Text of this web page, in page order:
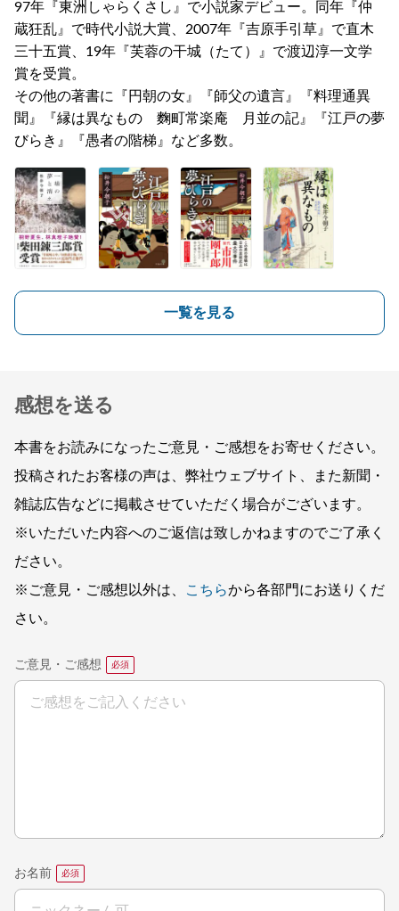
97年『東洲しゃらくさし』で小説家デビュー。同年『仲
蔵狂乱』で時代小説大賞、2007年『吉原手引草』で直木
三十五賞、19年『芙蓉の干城（たて）』で渡辺淳一文学
賞を受賞。
その他の著書に『円朝の女』『師父の遺言』『料理通異
聞』『縁は異なもの 麴町常楽庵 月並の記』『江戸の夢
びらき』『愚者の階梯』など多数。
一覧を見る
感想を送る
本書をお読みになったご意見・ご感想をお寄せください。
投稿されたお客様の声は、弊社ウェブサイト、また新聞・
雑誌広告などに掲載させていただく場合がございます。
※いただいた内容へのご返信は致しかねますのでご了承く
ださい。
※ご意見・ご感想以外は、
こちらから各部門にお送りくだ
さい。
ご意見・ご感想
お名前